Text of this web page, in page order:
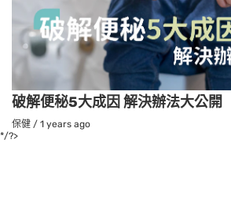
破解便秘5大成因 解決辦法大公開
保健 / 1 years ago
*/?>